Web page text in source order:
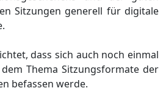
Sitzungen generell für digitale
dass sich auch noch einmal
Thema Sitzungsformate der
befassen werde.